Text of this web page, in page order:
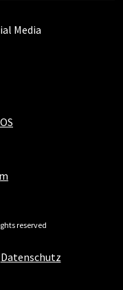
Datenschutz
Media
reserved